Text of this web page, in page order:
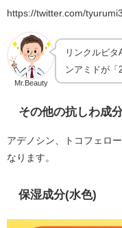
https://twitter.com/
Mr.Beauty
リンクルビ
ンアミドが「
その他の抗しわ成
アデノシン、トコフェロ
なります。
保湿成分(水色)